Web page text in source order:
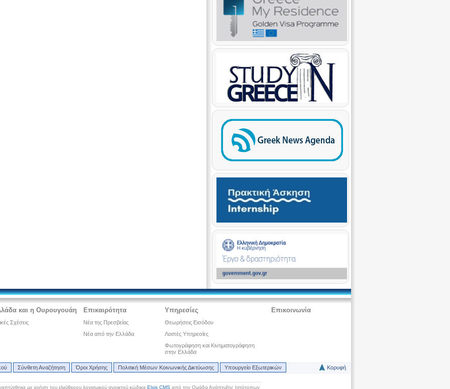
και η Ουρουγουάη
Σχέσεις
Επικαιρότητα
Νέα της Πρεσβείας
Νέα από την Ελλάδα
Υπηρεσίες
Θεωρήσεις Εισόδου
Λοιπές Υπηρεσίες
Φωτογράφηση και Κινηματογράφηση
στην Ελλάδα
Επικοινωνία
Σύνθετη Αναζήτηση Όροι Χρήσης Πολιτική Μέσων Κοινωνικής Δικτύωσης Υπουργείο Εξωτερικών Κορυφή
με χρήση του ελεύθερου λογισμικού ανοικτού κώδικα Elxis CMS από την Ομάδα Ανάπτυξης Ιστότοπων